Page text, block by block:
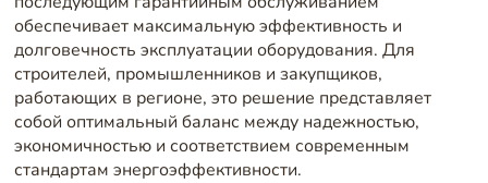
обеспечивает максимальную эффективность и
долговечность эксплуатации оборудования. Для
строителей, промышленников и закупщиков,
работающих в регионе, это решение представляет
собой оптимальный баланс между надежностью,
экономичностью и соответствием современным
стандартам энергоэффективности.